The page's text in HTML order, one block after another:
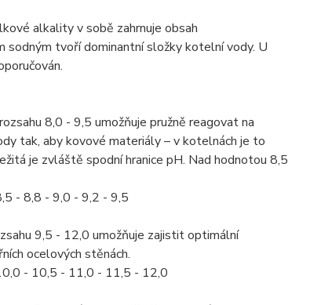
alkality v sobě zahrnuje obsah
sodným tvoří dominantní složky kotelní vody. U
8,0 - 9,5 umožňuje pružně reagovat na
tak, aby kovové materiály – v kotelnách je to
je zvláště spodní hranice pH. Nad hodnotou 8,5
- 8,8 - 9,0 - 9,2 - 9,5
9,5 - 12,0 umožňuje zajistit optimální
ocelových stěnách.
- 10,5 - 11,0 - 11,5 - 12,0